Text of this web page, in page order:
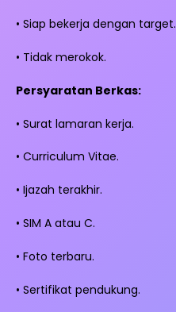
• Siap bekerja dengan target.
• Tidak merokok.
Persyaratan Berkas:
• Surat lamaran kerja.
• Curriculum Vitae.
• Ijazah terakhir.
• SIM A atau C.
• Foto terbaru.
• Sertifikat pendukung.